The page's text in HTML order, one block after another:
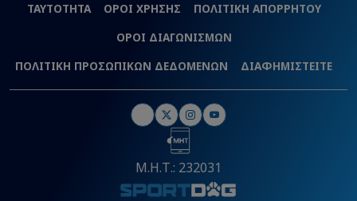
ΤΑΥΤΟΤΗΤΑ ΟΡΟΙ ΧΡΗΣΗΣ
ΠΟΛΙΤΙΚΗ ΑΠΟΡΡΗΤΟΥ
ΟΡΟΙ ΔΙΑΓΩΝΙΣΜΩΝ
ΠΟΛΙΤΙΚΗ ΠΡΟΣΩΠΙΚΩΝ ΔΕΔΟΜΕΝΩΝ
ΔΙΑΦΗΜΙΣΤΕΙΤΕ
Μ.Η.Τ.: 232031